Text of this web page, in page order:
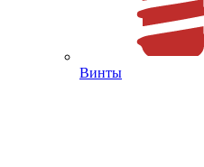
Винты